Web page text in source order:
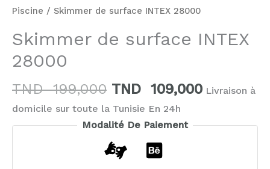
Piscine / Skimmer de surface INTEX 28000
Skimmer de surface INTEX
28000
TND199,000 TND 109,000 Livraison à
domicile sur toute la Tunisie En 24h
Modalité De Paiement